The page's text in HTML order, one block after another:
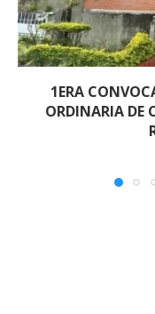
1ERA
ORDINARIA DE